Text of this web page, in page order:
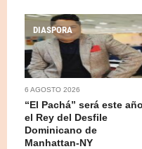
DIASPORA
6 AGOSTO 2026
“El Pachá” será este año
el Rey del Desfile
Dominicano de
Manhattan-NY